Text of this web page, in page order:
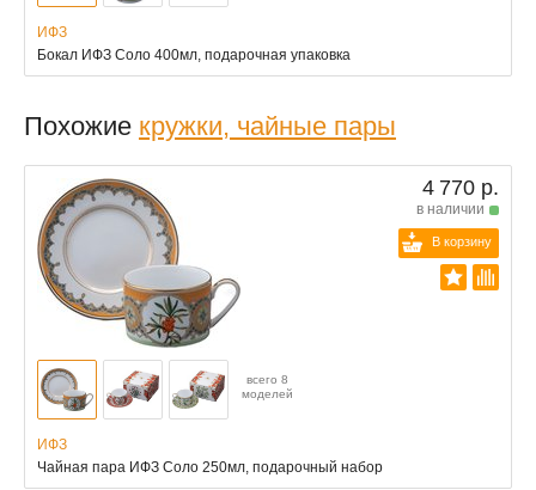
ИФЗ
Бокал ИФЗ Соло 400мл, подарочная упаковка
Похожие кружки, чайные пары
4 770 р.
в наличии
В корзину
всего 8
моделей
ИФЗ
Чайная пара ИФЗ Соло 250мл, подарочный набор